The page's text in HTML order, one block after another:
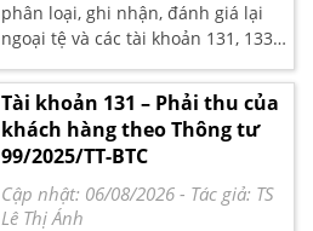
phân loại, ghi nhận, đánh giá lại
ngoại tệ và các tài khoản 131, 133,
136, 138, 141.
Tài khoản 131 – Phải thu của
khách hàng theo Thông tư
99/2025/TT-BTC
Cập nhật: 06/08/2026 - Tác giả: TS
Lê Thị Ánh